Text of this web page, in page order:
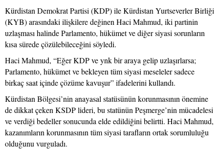
Kürdistan Demokrat Partisi (KDP) ile Kürdistan Yurtseverler Birliği
(KYB) arasındaki ilişkilere değinen Haci Mahmud, iki partinin
uzlaşması halinde Parlamento, hükümet ve diğer siyasi sorunların
kısa sürede çözülebileceğini söyledi.
Haci Mahmud, “Eğer KDP ve ynk bir araya gelip uzlaşırlarsa;
Parlamento, hükümet ve bekleyen tüm siyasi meseleler sadece
birkaç saat içinde çözüme kavuşur” ifadelerini kullandı.
Kürdistan Bölgesi’nin anayasal statüsünün korunmasının önemine
de dikkat çeken KSDP lideri, bu statünün Peşmerge’nin mücadelesi
ve verdiği bedeller sonucunda elde edildiğini belirtti. Haci Mahmud,
kazanımların korunmasının tüm siyasi tarafların ortak sorumluluğu
olduğunu vurguladı.